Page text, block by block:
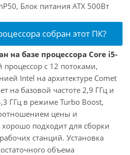
Блок питания ATX 500Вт
собран этот ПК?
на базе процессора Core i5-
процессор с 12 потоками,
Intel на архитектуре Comet
на базовой частоте 2,9 ГГц и
ГГц в режиме Turbo Boost,
цены и
подходит для сборки
станций. Установка
объема